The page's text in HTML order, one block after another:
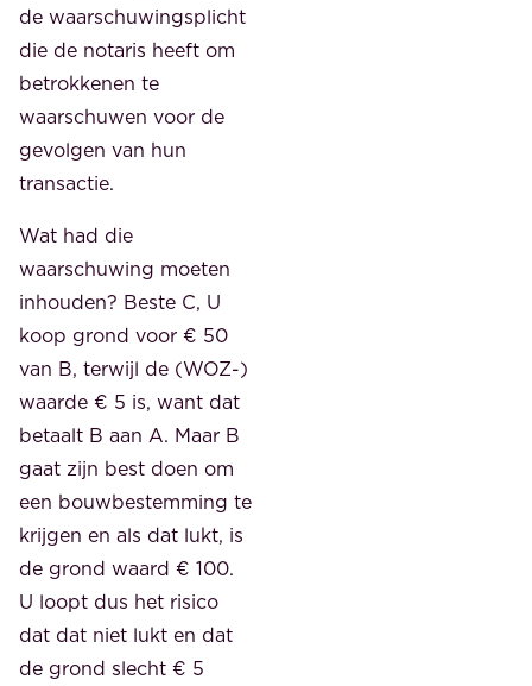
de waarschuwingsplicht
die de notaris heeft om
betrokkenen te
waarschuwen voor de
gevolgen van hun
transactie.
Wat had die
waarschuwing moeten
inhouden? Beste C, U
koop grond voor € 50
van B, terwijl de (WOZ-)
waarde € 5 is, want dat
betaalt B aan A. Maar B
gaat zijn best doen om
een bouwbestemming te
krijgen en als dat lukt, is
de grond waard € 100.
U loopt dus het risico
dat dat niet lukt en dat
de grond slecht € 5